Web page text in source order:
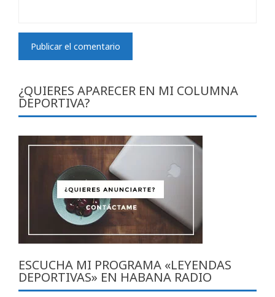
¿QUIERES APARECER EN MI COLUMNA
DEPORTIVA?
ESCUCHA MI PROGRAMA «LEYENDAS
DEPORTIVAS» EN HABANA RADIO